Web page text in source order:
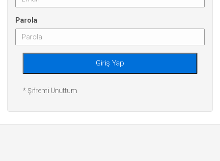
Parola
Giriş Yap
* Şifremi Unuttum